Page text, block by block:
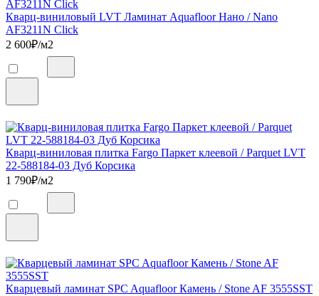
Кварц-виниловый LVT Ламинат Aquafloor Нано / Nano
AF3211N Click
2 600₽/м2
Кварц-виниловая плитка Fargo Паркет клеевой / Parquet LVT
22-588184-03 Дуб Корсика
1 790₽/м2
Кварцевый ламинат SPC Aquafloor Камень / Stone AF 3555SST